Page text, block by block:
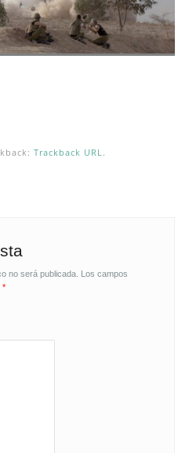
Trackback URL.
no será publicada. Los campos
*